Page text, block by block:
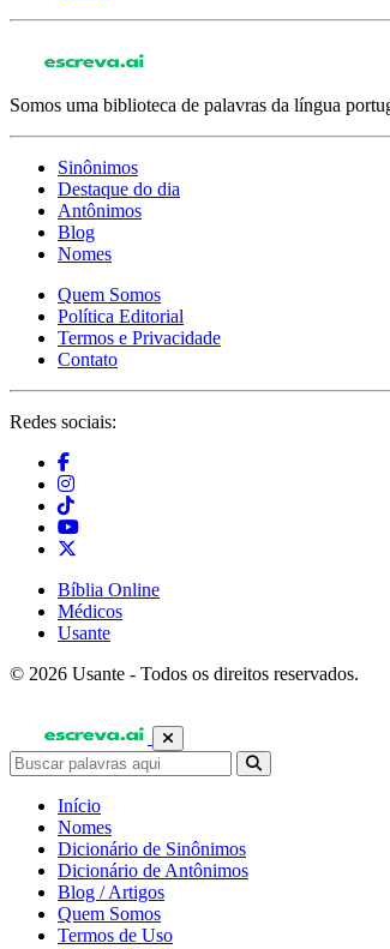
Somos uma biblioteca de palavras da língua
Sinônimos
Destaque do dia
Antônimos
Blog
Nomes
Quem Somos
Política Editorial
Termos e Privacidade
Contato
Redes sociais:
Bíblia Online
Médicos
Usante
© 2026 Usante - Todos os direitos reservados.
Início
Nomes
Dicionário de Sinônimos
Dicionário de Antônimos
Blog / Artigos
Quem Somos
Termos de Uso